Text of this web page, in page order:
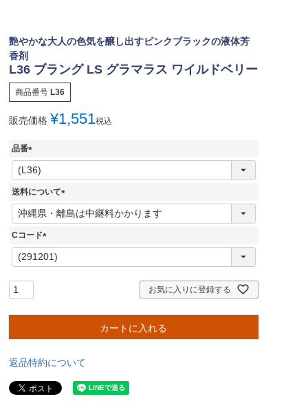
艶やかな大人の色気を醸し出すピンクブラックの液体芳
香剤
L36 ブラング LS グラマラス ワイルドベリー
商品番号 L36
販売価格 ¥1,551税込
品番
(
必
須
送料について
(
必
Cコード
(
必
お気に入りに登録する
カートに入れる
返品特約について